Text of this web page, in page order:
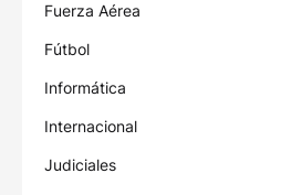
Fuerza Aérea
Fútbol
Informática
Internacional
Judiciales